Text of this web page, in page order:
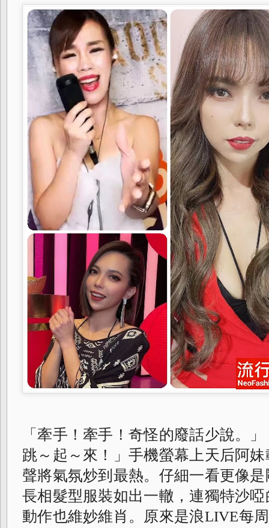
「牽手！牽手！奇怪的廢話少說。
跳～起～來！」手機螢幕上天后阿
聲將氣氛炒到最熱。 仔細一看更像
長相髮型服裝如出一轍，連獨特沙
動作也維妙維肖。 原來是浪LIVE每